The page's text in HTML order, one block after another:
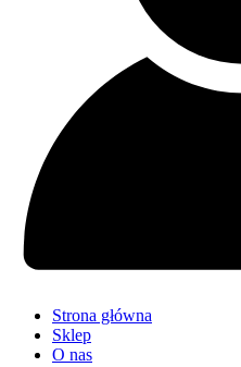
Strona główna
Sklep
O nas